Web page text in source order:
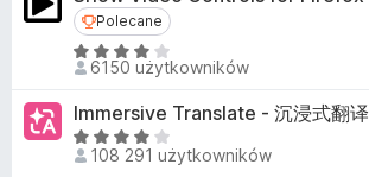
3
/
5
n
a
:
,
4
/
Polecane
Polecane
O
c
e
n
a
6150 użytkowników
Immersive Translate - 沉浸式翻译
O
c 108 291 użytkowników